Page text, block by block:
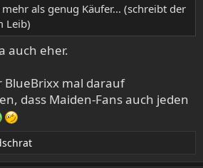
mehr als genug Käufer... (schreibt der
Leib)
auch eher.
BlueBrixx mal darauf
dass Maiden-Fans auch jeden